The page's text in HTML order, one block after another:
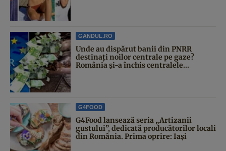
GANDUL.RO
Unde au dispărut banii din PNRR
destinați noilor centrale pe gaze?
România și-a închis centralele...
G4FOOD
G4Food lansează seria „Artizanii
gustului”, dedicată producătorilor locali
din România. Prima oprire: Iași